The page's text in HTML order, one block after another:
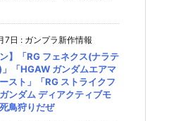
7日 : ガンプラ新作情報
ン】「RG フェネクス(ナラテ
「HGAW ガンダムエアマ
スト」「RG ストライクフ
ンダム ディアクティブモ
鳥狩りだぜ